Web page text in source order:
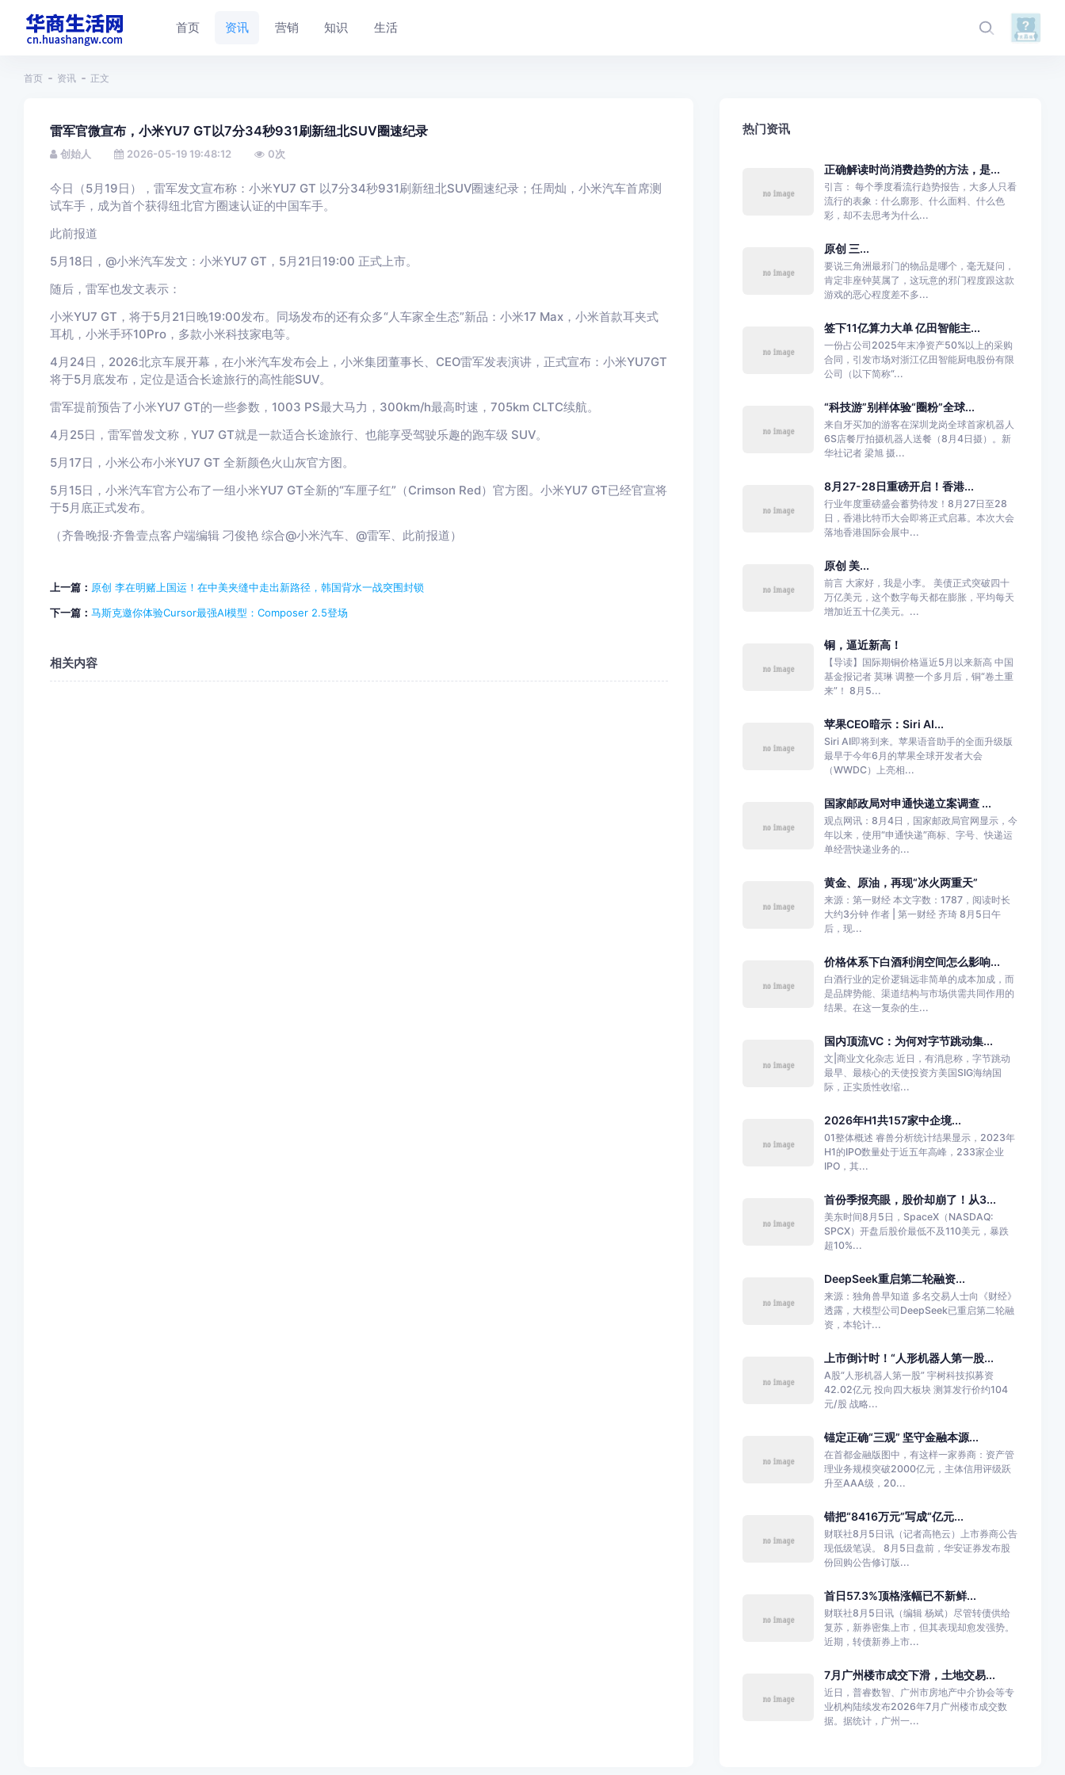
首页 资讯 营销 知识 生活
首页 资讯 正文
雷军官微宣布，小米YU7 GT以7分34秒931刷新纽北SUV圈速纪录
创始人 2026-05-19 19:48:12 0次
今日（5月19日），雷军发文宣布称：小米YU7 GT 以7分34秒931刷新纽北SUV圈速纪录；任周灿，小米汽车首席测
试车手，成为首个获得纽北官方圈速认证的中国车手。
此前报道
5月18日，@小米汽车发文：小米YU7 GT，5月21日19:00 正式上市。
随后，雷军也发文表示：
小米YU7 GT，将于5月21日晚19:00发布。同场发布的还有众多“人车家全生态”新品：小米17 Max，小米首款耳夹式
耳机，小米手环10Pro，多款小米科技家电等。
4月24日，2026北京车展开幕，在小米汽车发布会上，小米集团董事长、CEO雷军发表演讲，正式宣布：小米YU7GT
将于5月底发布，定位是适合长途旅行的高性能SUV。
雷军提前预告了小米YU7 GT的一些参数，1003 PS最大马力，300km/h最高时速，705km CLTC续航。
4月25日，雷军曾发文称，YU7 GT就是一款适合长途旅行、也能享受驾驶乐趣的跑车级 SUV。
5月17日，小米公布小米YU7 GT 全新颜色火山灰官方图。
5月15日，小米汽车官方公布了一组小米YU7 GT全新的“车厘子红”（Crimson Red）官方图。小米YU7 GT已经官宣将
于5月底正式发布。
（齐鲁晚报·齐鲁壹点客户端编辑 刁俊艳 综合@小米汽车、@雷军、此前报道）
上一篇： 原创 李在明赌上国运！在中美夹缝中走出新路径，韩国背水一战突围封锁
下一篇： 马斯克邀你体验Cursor最强AI模型：Composer 2.5登场
相关内容
热门资讯
正确解读时尚消费趋势的方法，是...
引言： 每个季度看流行趋势报告，大多人只看
流行的表象：什么廓形、什么面料、什么色
彩，却不去思考为什么...
原创 三...
要说三角洲最邪门的物品是哪个，毫无疑问，
肯定非座钟莫属了，这玩意的邪门程度跟这款
游戏的恶心程度差不多...
签下11亿算力大单 亿田智能主...
一份占公司2025年末净资产50%以上的采购
合同，引发市场对浙江亿田智能厨电股份有限
公司（以下简称“...
“科技游”别样体验“圈粉”全球...
来自牙买加的游客在深圳龙岗全球首家机器人
6S店餐厅拍摄机器人送餐（8月4日摄）。新
华社记者 梁旭 摄...
8月27-28日重磅开启！香港...
行业年度重磅盛会蓄势待发！8月27日至28
日，香港比特币大会即将正式启幕。本次大会
落地香港国际会展中...
原创 美...
前言 大家好，我是小李。 美债正式突破四十
万亿美元，这个数字每天都在膨胀，平均每天
增加近五十亿美元。...
铜，逼近新高！
【导读】国际期铜价格逼近5月以来新高 中国
基金报记者 莫琳 调整一个多月后，铜“卷土重
来”！ 8月5...
苹果CEO暗示：Siri AI...
Siri AI即将到来。苹果语音助手的全面升级版
最早于今年6月的苹果全球开发者大会
（WWDC）上亮相...
国家邮政局对申通快递立案调查 ...
观点网讯：8月4日，国家邮政局官网显示，今
年以来，使用“申通快递”商标、字号、快递运
单经营快递业务的...
黄金、原油，再现“冰火两重天”
来源：第一财经 本文字数：1787，阅读时长
大约3分钟 作者 | 第一财经 齐琦 8月5日午
后，现...
价格体系下白酒利润空间怎么影响...
白酒行业的定价逻辑远非简单的成本加成，而
是品牌势能、渠道结构与市场供需共同作用的
结果。在这一复杂的生...
国内顶流VC：为何对字节跳动集...
文|商业文化杂志 近日，有消息称，字节跳动
最早、最核心的天使投资方美国SIG海纳国
际，正实质性收缩...
2026年H1共157家中企境...
01整体概述 睿兽分析统计结果显示，2023年
H1的IPO数量处于近五年高峰，233家企业
IPO，其...
首份季报亮眼，股价却崩了！从3...
美东时间8月5日，SpaceX（NASDAQ:
SPCX）开盘后股价最低不及110美元，暴跌
超10%...
DeepSeek重启第二轮融资...
来源：独角兽早知道 多名交易人士向《财经》
透露，大模型公司DeepSeek已重启第二轮融
资，本轮计...
上市倒计时！“人形机器人第一股...
A股“人形机器人第一股” 宇树科技拟募资
42.02亿元 投向四大板块 测算发行价约104
元/股 战略...
锚定正确“三观” 坚守金融本源...
在首都金融版图中，有这样一家券商：资产管
理业务规模突破2000亿元，主体信用评级跃
升至AAA级，20...
错把“8416万元”写成“亿元...
财联社8月5日讯（记者高艳云）上市券商公告
现低级笔误。 8月5日盘前，华安证券发布股
份回购公告修订版...
首日57.3%顶格涨幅已不新鲜...
财联社8月5日讯（编辑 杨斌）尽管转债供给
复苏，新券密集上市，但其表现却愈发强势。
近期，转债新券上市...
7月广州楼市成交下滑，土地交易...
近日，普睿数智、广州市房地产中介协会等专
业机构陆续发布2026年7月广州楼市成交数
据。据统计，广州一...